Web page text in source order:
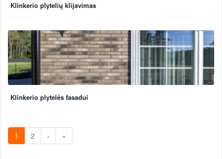
Klinkerio plytelių klijavimas
Klinkerio plytelės fasadui
1 2 › »